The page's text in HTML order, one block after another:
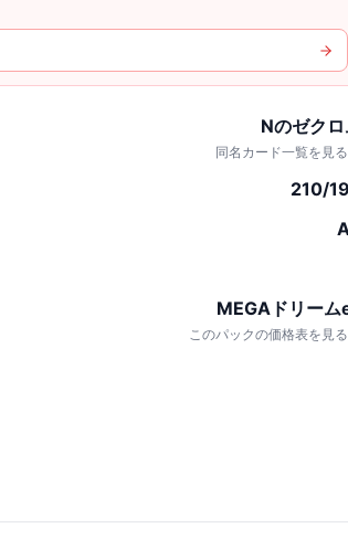
Nのゼク
同名カード一覧を見る
210/
MEGAドリーム
このパックの価格表を見る